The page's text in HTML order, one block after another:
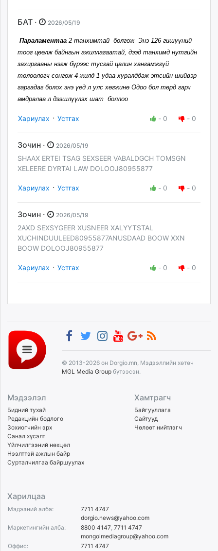
БАТ · 2026/05/19
Параламентаа 2 танхимтай болгож Энэ 126 гишүүний
тоог цөөлж байнгын ажиллагаатай, дээд танхимд нутгийн
захиргааны нэгж бүрээс тусгай цалин хангамжгүй
төлөөлөгч сонгож 4 жилд 1 удаа хуралддаж этсийн шийвэр
гаргадаг болох энэ үед л улс хөгжинө Одоо бол төрд гарч
амдралаа л дээшлүүлэх шат боллоо
Хариулах · Устгах - 0 - 0
Зочин · 2026/05/19
SHAAX ERTEI TSAG SEXSEER VABALDGCH TOMSGN
XELEERE DYRTAI LAW DOLOOJ80955877
Хариулах · Устгах - 0 - 0
Зочин · 2026/05/19
2AXD SEXSYGEER XUSNEER XALYYTSTAL
XUCHINDUULEED80955877ANUSDAAD BOOW XXN
BOOW DOLOOJ80955877
Хариулах · Устгах - 0 - 0
© 2013-2026 он Dorgio.mn, Мэдээллийн хөтөч
MGL Media Group бүтээсэн.
Мэдээлэл
Бидний тухай
Редакцийн бодлого
Зохиогчийн эрх
Санал хүсэлт
Үйлчилгээний нөхцөл
Нээлттэй ажлын байр
Сурталчилгаа байршуулах
Хамтрагч
Байгууллага
Сайтууд
Чөлөөт нийтлэгч
Харилцаа
Мэдээний алба:
7711 4747
dorgio.news@yahoo.com
Маркетингийн алба:
8800 4147, 7711 4747
mongolmediagroup@yahoo.com
Оффис:
7711 4747